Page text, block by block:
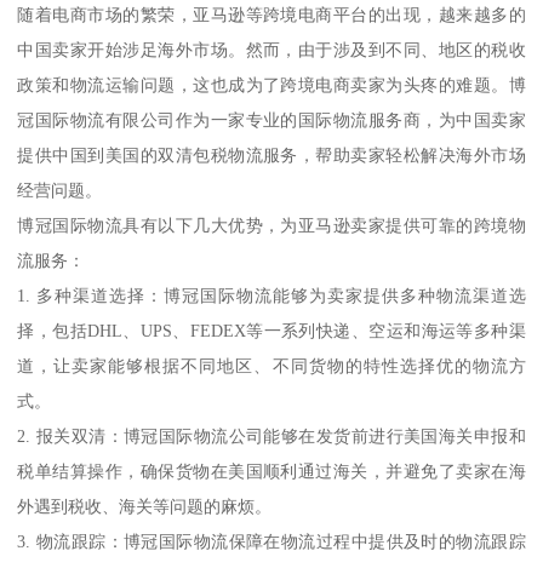
随着电商市场的繁荣，亚马逊等跨境电商平台的出现，越来越多的
中国卖家开始涉足海外市场。然而，由于涉及到不同、地区的税收
政策和物流运输问题，这也成为了跨境电商卖家为头疼的难题。博
冠国际物流有限公司作为一家专业的国际物流服务商，为中国卖家
提供中国到美国的双清包税物流服务，帮助卖家轻松解决海外市场
经营问题。
博冠国际物流具有以下几大优势，为亚马逊卖家提供可靠的跨境物
流服务：
1. 多种渠道选择：博冠国际物流能够为卖家提供多种物流渠道选
择，包括DHL、UPS、FEDEX等一系列快递、空运和海运等多种渠
道，让卖家能够根据不同地区、不同货物的特性选择优的物流方
式。
2. 报关双清：博冠国际物流公司能够在发货前进行美国海关申报和
税单结算操作，确保货物在美国顺利通过海关，并避免了卖家在海
外遇到税收、海关等问题的麻烦。
3. 物流跟踪：博冠国际物流保障在物流过程中提供及时的物流跟踪